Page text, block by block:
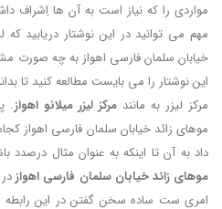
مواردی را که نیاز است به آن ها اِشراف
مهم می توانید در این نوشتار دریابید
خیابان سلمان فارسی اهواز به چه
این نوشتار را می بایست مطالعه کنید تا
مرکز لیزر به مانندمرکز لیزر میلانو اهواز.
موهای زائد خیابان سلمان فارسی اهواز
داد به آن تا اینکه به عنوان مثال درصدد
موهای زائد خیابان سلمان فارسی اهوازدر
امری ست ساده سخن گفتن در این رابطه